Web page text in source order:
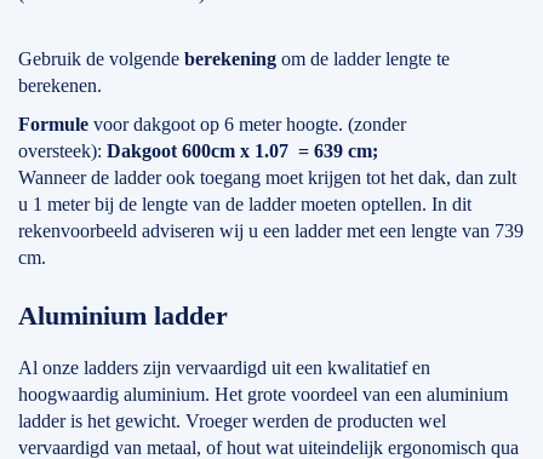
Gebruik de volgende berekening om de ladder lengte te
berekenen.
Formule voor dakgoot op 6 meter hoogte. (zonder
oversteek): Dakgoot 600cm x 1.07 = 639 cm;
Wanneer de ladder ook toegang moet krijgen tot het dak, dan zult
u 1 meter bij de lengte van de ladder moeten optellen. In dit
rekenvoorbeeld adviseren wij u een ladder met een lengte van 739
cm.
Aluminium ladder
Al onze ladders zijn vervaardigd uit een kwalitatief en
hoogwaardig aluminium. Het grote voordeel van een aluminium
ladder is het gewicht. Vroeger werden de producten wel
vervaardigd van metaal, of hout wat uiteindelijk ergonomisch qua